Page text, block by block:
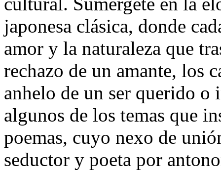
japonesa clásica, donde
amor y la naturaleza que
rechazo de un amante, los
anhelo de un ser querido o
algunos de los temas que
poemas, cuyo nexo de
seductor y poeta por